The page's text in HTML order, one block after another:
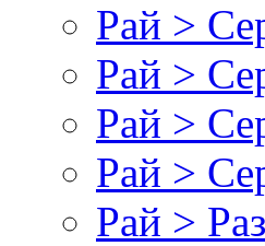
Рай >
Рай >
Рай >
Рай >
Рай >